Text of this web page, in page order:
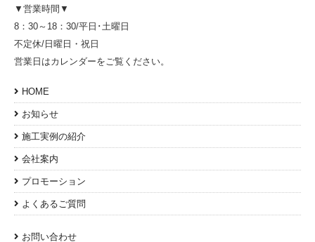
▼営業時間▼
8：30～18：30/平日･土曜日
不定休/日曜日・祝日
営業日はカレンダーをご覧ください。
HOME
お知らせ
施工実例の紹介
会社案内
プロモーション
よくあるご質問
お問い合わせ